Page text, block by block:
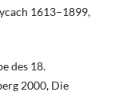
1613–1899,
des 18.
2000, Die